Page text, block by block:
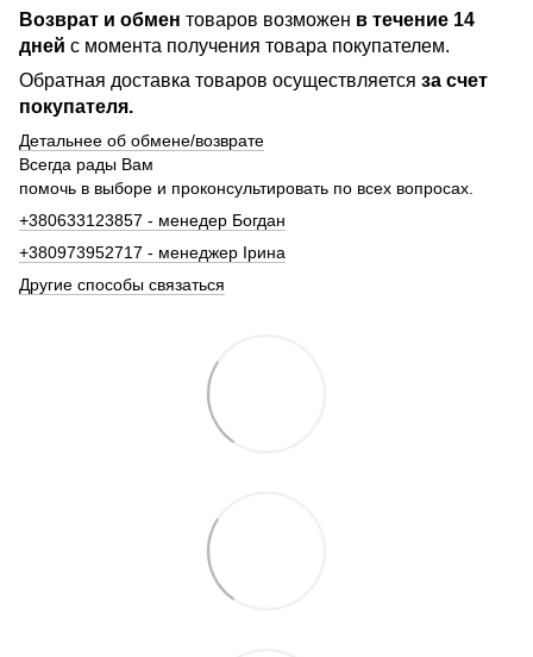
Возврат и обмен товаров возможен в течение 14
дней с момента получения товара покупателем.
Обратная доставка товаров осуществляется за счет
покупателя.
Детальнее об обмене/возврате
Всегда рады Вам
помочь в выборе и проконсультировать по всех вопросах.
+380633123857 - менедер Богдан
+380973952717 - менеджер Ірина
Другие способы связаться